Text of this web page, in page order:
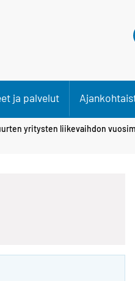
ja palvelut
yritysten liikevaihdon